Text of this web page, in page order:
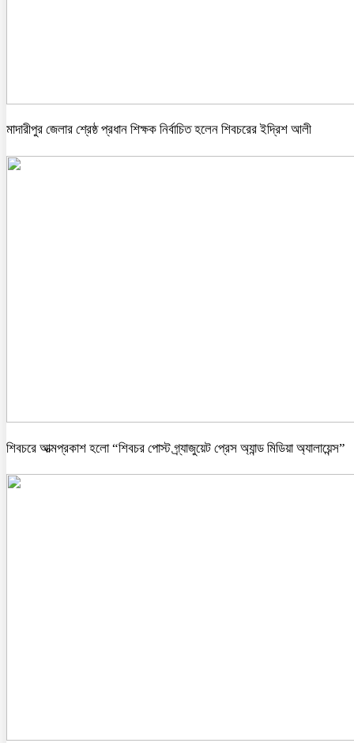
মাদারীপুর জেলার শ্রেষ্ঠ প্রধান শিক্ষক নির্বাচিত হলেন শিবচরের ইদ্রিশ আলী
শিবচরে আত্মপ্রকাশ হলো “শিবচর পোস্ট গ্র্যাজুয়েট প্রেস অ্যান্ড মিডিয়া অ্যালায়েন্স”